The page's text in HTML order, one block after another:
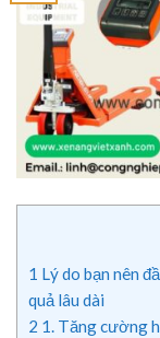
1 Lý do bạn nên
quả lâu dài
2 1. Tăng cường